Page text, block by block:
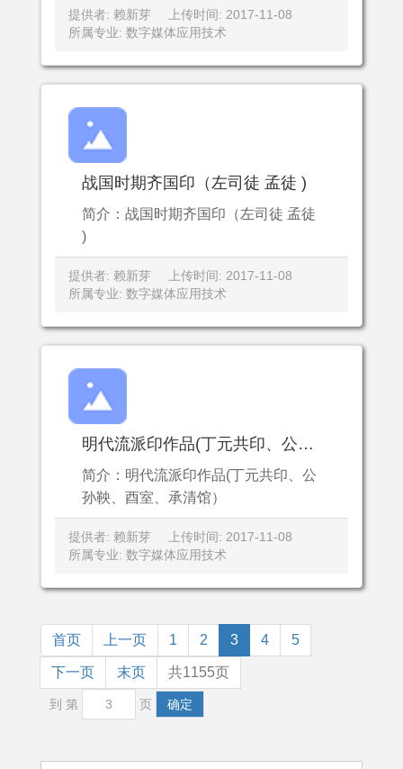
提供者: 赖新芽
上传时间: 2017-11-08
所属专业: 数字媒体应用技术
战国时期齐国印（左司徒 孟徒 )
简介：战国时期齐国印（左司徒 孟徒
)
提供者: 赖新芽
上传时间: 2017-11-08
所属专业: 数字媒体应用技术
明代流派印作品(丁元共印、公孙鞅、酉室、承清馆）
简介：明代流派印作品(丁元共印、公
孙鞅、酉室、承清馆）
提供者: 赖新芽
上传时间: 2017-11-08
所属专业: 数字媒体应用技术
首页 上一页 1 2 3 4 5
下一页 末页 共1155页
到 第 页 确定